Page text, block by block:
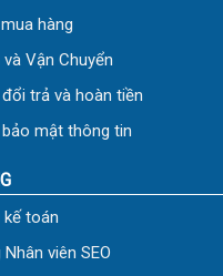
hàng
Vận Chuyển
trả và hoàn tiền
mật thông tin
toán
viên SEO